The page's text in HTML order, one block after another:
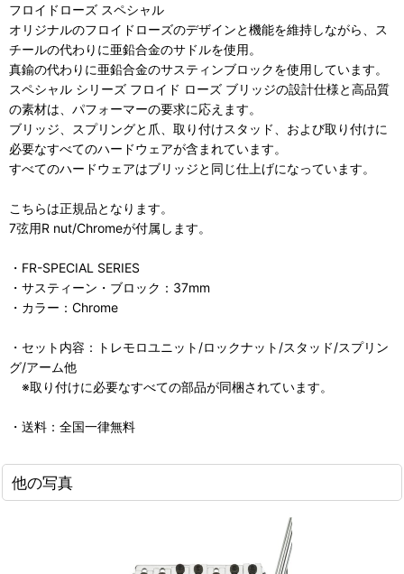
フロイドローズ スペシャル
オリジナルのフロイドローズのデザインと機能を維持しながら、ス
チールの代わりに亜鉛合金のサドルを使用。
真鍮の代わりに亜鉛合金のサスティンブロックを使用しています。
スペシャル シリーズ フロイド ローズ ブリッジの設計仕様と高品質
の素材は、パフォーマーの要求に応えます。
ブリッジ、スプリングと爪、取り付けスタッド、および取り付けに
必要なすべてのハードウェアが含まれています。
すべてのハードウェアはブリッジと同じ仕上げになっています。
こちらは正規品となります。
7弦用R nut/Chromeが付属します。
・FR-SPECIAL SERIES
・サスティーン・ブロック：37mm
・カラー：Chrome
・セット内容：トレモロユニット/ロックナット/スタッド/スプリン
グ/アーム他
※取り付けに必要なすべての部品が同梱されています。
・送料：全国一律無料
他の写真